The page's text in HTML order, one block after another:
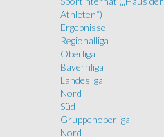
Athleten“)
Ergebnisse
Regionalliga
Oberliga
Bayernliga
Landesliga
Nord
Süd
Gruppenoberliga
Nord